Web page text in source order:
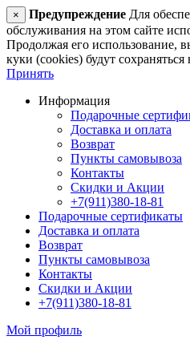
× Предупреждение Для
обслуживания на этом сайте
Продолжая его использование,
куки (cookies) будут
Принять
Информация
Подарочные
Доставка и оплата
Возврат
Пункты самовывоза
Контакты
Скидки и Акции
+7(911)380-18-81
Подарочные сертификаты
Доставка и оплата
Возврат
Пункты самовывоза
Контакты
Скидки и Акции
+7(911)380-18-81
Мой профиль